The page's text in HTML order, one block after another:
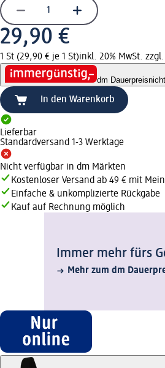
29,90 €
1 St (29,90 € je 1 St)inkl. 20% MwSt. zzgl.
dm Dauerpreis
In den Warenkorb
Lieferbar
Standardversand 1-3 Werktage
Nicht verfügbar in dm Märkten
Kostenloser Versand ab 49 € mit
Einfache & unkomplizierte Rückgabe
Kauf auf Rechnung möglich
Immer mehr fürs
Mehr zum dm